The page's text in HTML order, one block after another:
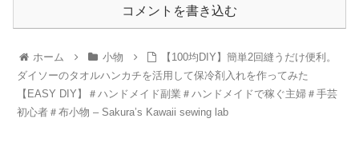
コメントを書き込む
ホーム 小物
【100均DIY】簡単2回縫うだけ便利。
ダイソーのタオルハンカチを活用して保冷剤入れを作ってみた
【EASY DIY】＃ハンドメイド副業＃ハンドメイドで稼ぐ主婦＃手芸
初心者＃布小物 – Sakura’s Kawaii sewing lab